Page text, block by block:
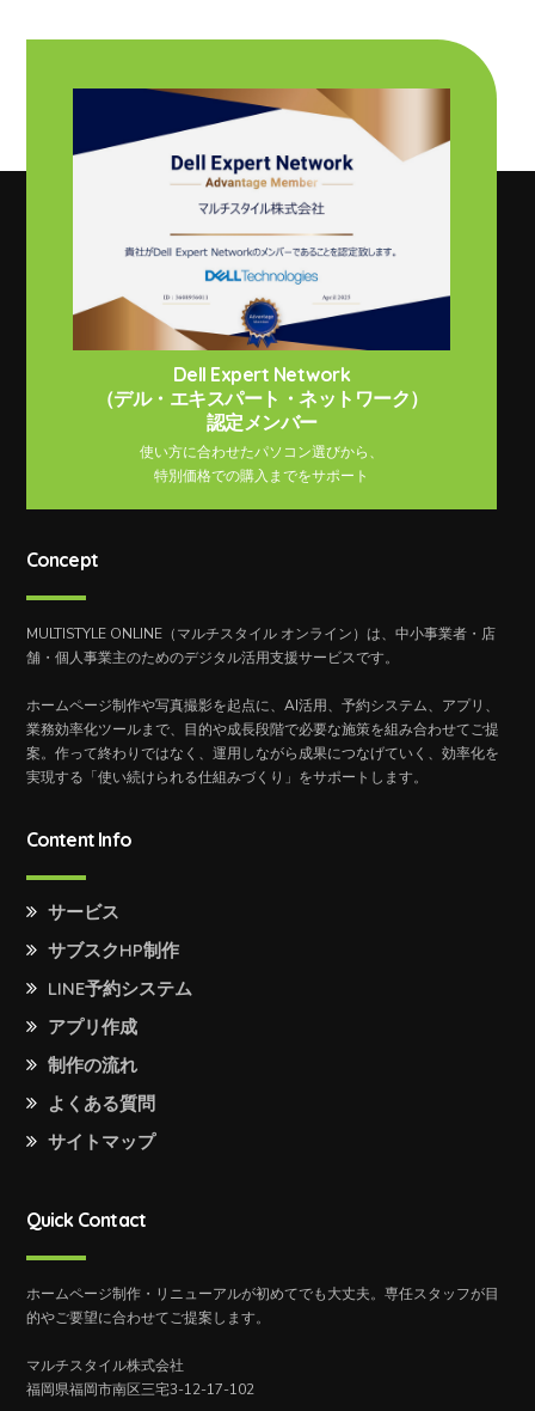
Dell Expert Network
（デル・エキスパート・ネットワーク）
認定メンバー
使い方に合わせたパソコン選びから、
特別価格での購入までをサポート
Concept
MULTISTYLE ONLINE（マルチスタイル オンライン）は、中小事業者・店
舗・個人事業主のためのデジタル活用支援サービスです。
ホームページ制作や写真撮影を起点に、AI活用、予約システム、アプリ、
業務効率化ツールまで、目的や成長段階で必要な施策を組み合わせてご提
案。作って終わりではなく、運用しながら成果につなげていく、効率化を
実現する「使い続けられる仕組みづくり」をサポートします。
Content Info
サービス
サブスクHP制作
LINE予約システム
アプリ作成
制作の流れ
よくある質問
サイトマップ
Quick Contact
ホームページ制作・リニューアルが初めてでも大丈夫。専任スタッフが目
的やご要望に合わせてご提案します。
マルチスタイル株式会社
福岡県福岡市南区三宅3-12-17-102